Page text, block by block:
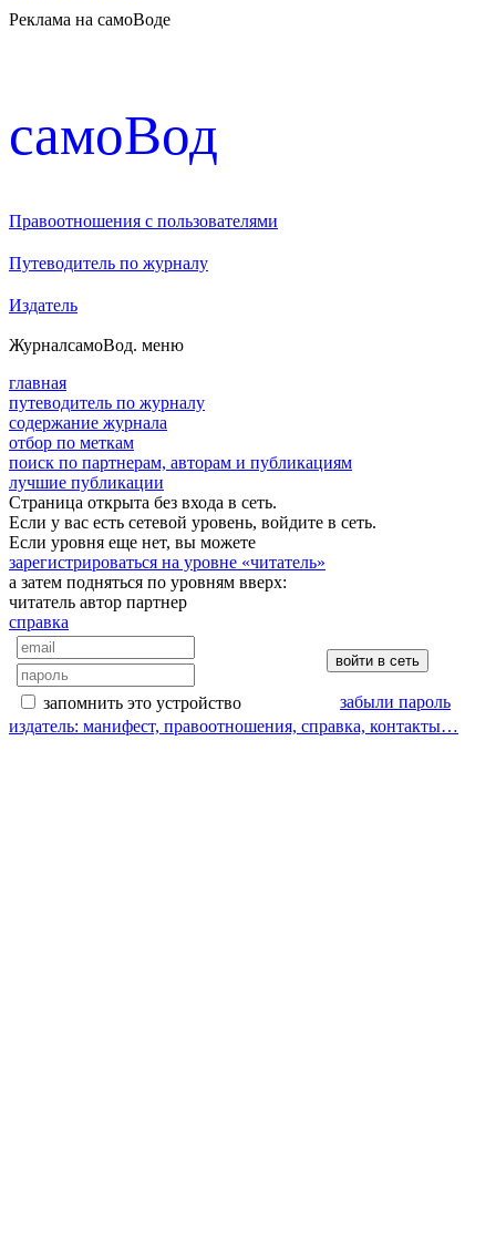
Реклама на самоВоде
cамоВод
Правоотношения с пользователями
Путеводитель по журналу
Издатель
ЖурналсамоВод. меню
главная
путеводитель по журналу
содержание журнала
отбор по меткам
поиск по партнерам, авторам и публикациям
лучшие публикации
Страница открыта без входа в сеть.
Если у вас есть сетевой уровень, войдите в сеть.
Если уровня еще нет, вы можете
зарегистрироваться на уровне «читатель»
а затем подняться по уровням вверх:
читатель автор партнер
справка
запомнить это устройство
забыли пароль
издатель: манифест, правоотношения, справка, контакты…